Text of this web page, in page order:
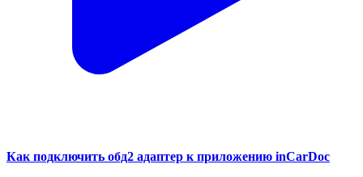
Как подключить обд2 адаптер к приложению inCarDoc